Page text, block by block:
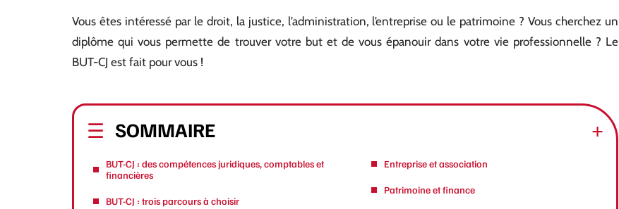
Vous êtes intéressé par le droit, la justice, l’administration, l’entreprise ou le patrimoine ? Vous cherchez un
diplôme qui vous permette de trouver votre but et de vous épanouir dans votre vie professionnelle ? Le
BUT-CJ est fait pour vous !
SOMMAIRE
BUT-CJ : des compétences juridiques, comptables et
financières
BUT-CJ : trois parcours à choisir
Entreprise et association
Patrimoine et finance